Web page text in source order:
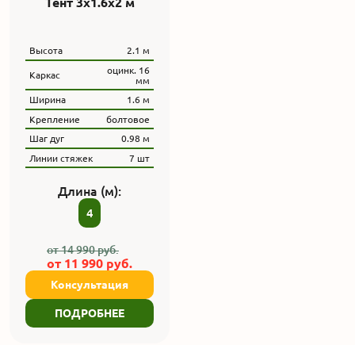
Высота 2.1 м
Каркас
оцинк. 16
мм
Ширина
1.6 м
Крепление
болтовое
Шаг дуг
0.98 м
Линии стяжек
7 шт
Длина (м):
4
от14 990руб.
от 11 990 руб.
Консультация
ПОДРОБНЕЕ